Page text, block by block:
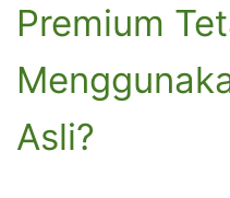
Premium
Asli?